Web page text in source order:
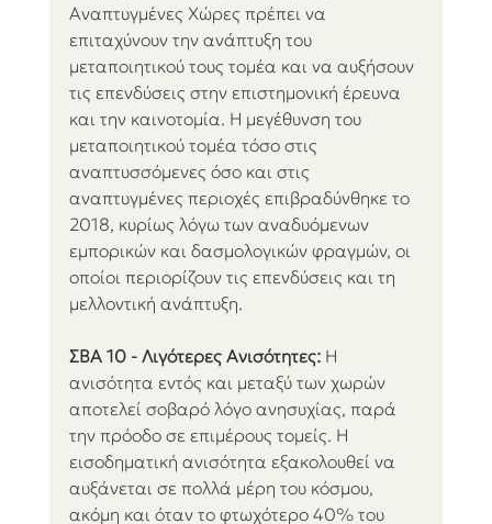
Αναπτυγμένες Χώρες πρέπει να
επιταχύνουν την ανάπτυξη του
μεταποιητικού τους τομέα και να αυξήσουν
τις επενδύσεις στην επιστημονική έρευνα
και την καινοτομία. Η μεγέθυνση του
μεταποιητικού τομέα τόσο στις
αναπτυσσόμενες όσο και στις
αναπτυγμένες περιοχές επιβραδύνθηκε το
2018, κυρίως λόγω των αναδυόμενων
εμπορικών και δασμολογικών φραγμών, οι
οποίοι περιορίζουν τις επενδύσεις και τη
μελλοντική ανάπτυξη.
ΣΒΑ 10 - Λιγότερες Ανισότητες: Η
ανισότητα εντός και μεταξύ των χωρών
αποτελεί σοβαρό λόγο ανησυχίας, παρά
την πρόοδο σε επιμέρους τομείς. Η
εισοδηματική ανισότητα εξακολουθεί να
αυξάνεται σε πολλά μέρη του κόσμου,
ακόμη και όταν το φτωχότερο 40% του